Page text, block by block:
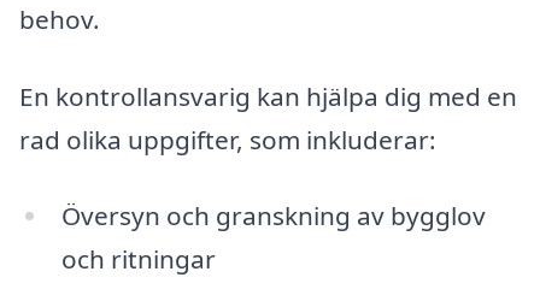
behov.
En kontrollansvarig kan hjälpa dig med en
rad olika uppgifter, som inkluderar:
Översyn och granskning av bygglov
och ritningar